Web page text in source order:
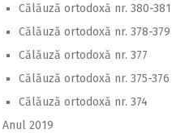
Călăuză ortodoxă nr. 380-381
Călăuză ortodoxă nr. 378-379
Călăuză ortodoxă nr. 377
Călăuză ortodoxă nr. 375-376
Călăuză ortodoxă nr. 374
Anul 2019